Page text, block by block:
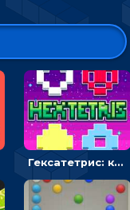
Гексатетрис: кидать блок, чтобы складывать три в ряд - головоломка